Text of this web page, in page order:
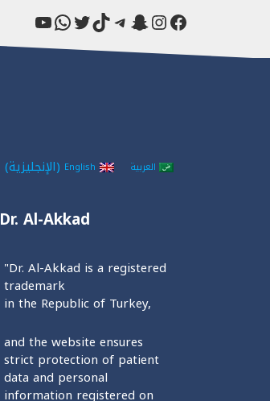
فيسبوك
إنستجرام
سناب شاتتيليجرام
تيك توكتويترواتساب
يوتيوب
العربية English
(الإنجليزية)
Dr. Al-Akkad
"Dr. Al-Akkad is a registered
trademark
in the Republic of Turkey,
and the website ensures
strict protection of patient
data and personal
information registered on